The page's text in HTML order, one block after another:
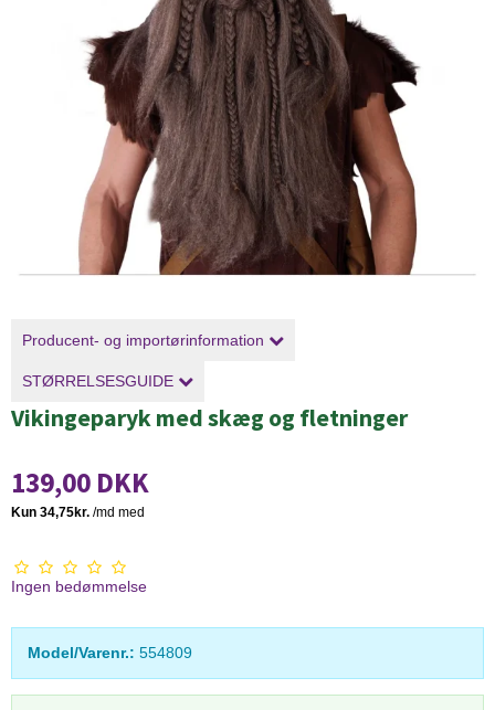
Producent- og importørinformation
STØRRELSESGUIDE
Vikingeparyk med skæg og fletninger
139,00 DKK
Ingen bedømmelse
Model/Varenr.: 554809